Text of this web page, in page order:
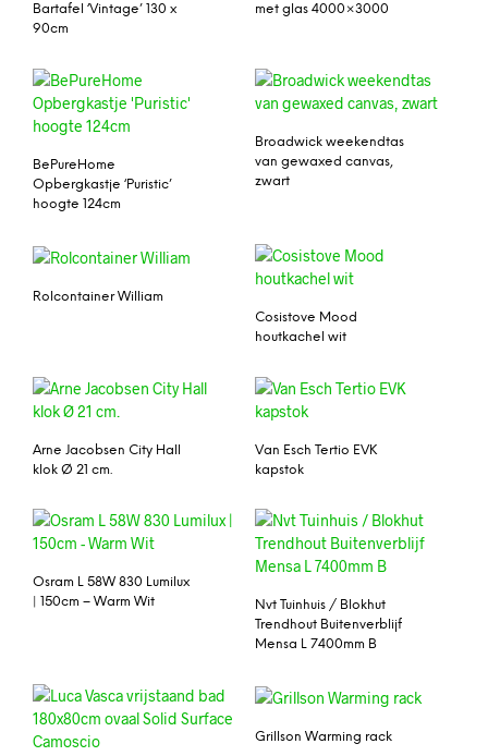
Bartafel ‘Vintage’ 130 x
90cm
met glas 4000×3000
BePureHome
Opbergkastje ‘Puristic’
hoogte 124cm
Broadwick weekendtas
van gewaxed canvas,
zwart
Rolcontainer William
Cosistove Mood
houtkachel wit
Arne Jacobsen City Hall
klok Ø 21 cm.
Van Esch Tertio EVK
kapstok
Osram L 58W 830 Lumilux
| 150cm – Warm Wit
Nvt Tuinhuis / Blokhut
Trendhout Buitenverblijf
Mensa L 7400mm B
Grillson Warming rack